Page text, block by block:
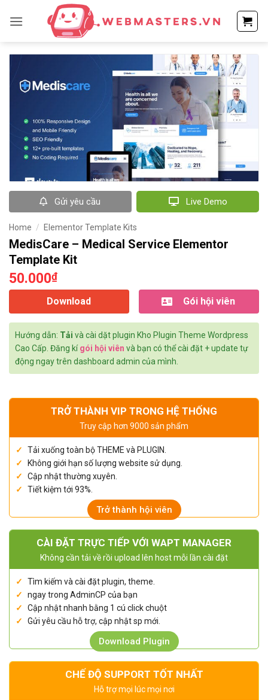
qua
dung
Gửi yêu cầu Live Demo
Home / Elementor Template Kits
MedisCare – Medical Service Elementor
Template Kit
50.000₫
Download Gói hội viên
Hướng dẫn: Tải và cài dặt plugin Kho Plugin Theme Wordpress
Cao Cấp. Đăng kígói hội viên và bạn có thể cài đặt + update tự
động ngay trên dashboard admin của mình.
TRỞ THÀNH VIP TRONG HỆ THỐNG
Truy cập hơn 9000 sản phẩm
Tải xuống toàn bộ THEME và PLUGIN.
Không giới hạn số lượng website sử dụng.
Cập nhật thường xuyên.
Tiết kiệm tới 93%.
Trở thành hội viên
CÀI ĐẶT TRỰC TIẾP VỚI WAPT MANAGER
Không cần tải về rồi upload lên host mỗi lần cài đặt
Tìm kiếm và cài đặt plugin, theme.
ngay trong AdminCP của bạn
Cập nhật nhanh bằng 1 cú click chuột
Gửi yêu cầu hỗ trợ, cập nhật sp mới.
Download Plugin
CHẾ ĐỘ SUPPORT TỐT NHẤT
Hỗ trợ mọi lúc mọi nơi